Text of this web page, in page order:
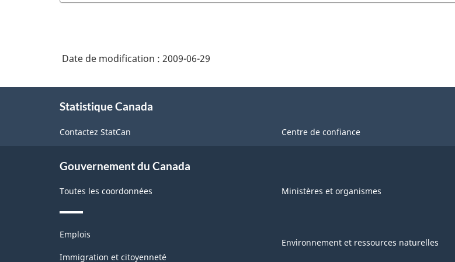
Date de modification : 2009-06-29
Statistique Canada
Contactez StatCan Centre de confiance
Gouvernement du Canada
Toutes les coordonnées Ministères et organismes
Thèmes
sujets
Emplois
Immigration et citoyenneté
Environnement et ressources naturelles